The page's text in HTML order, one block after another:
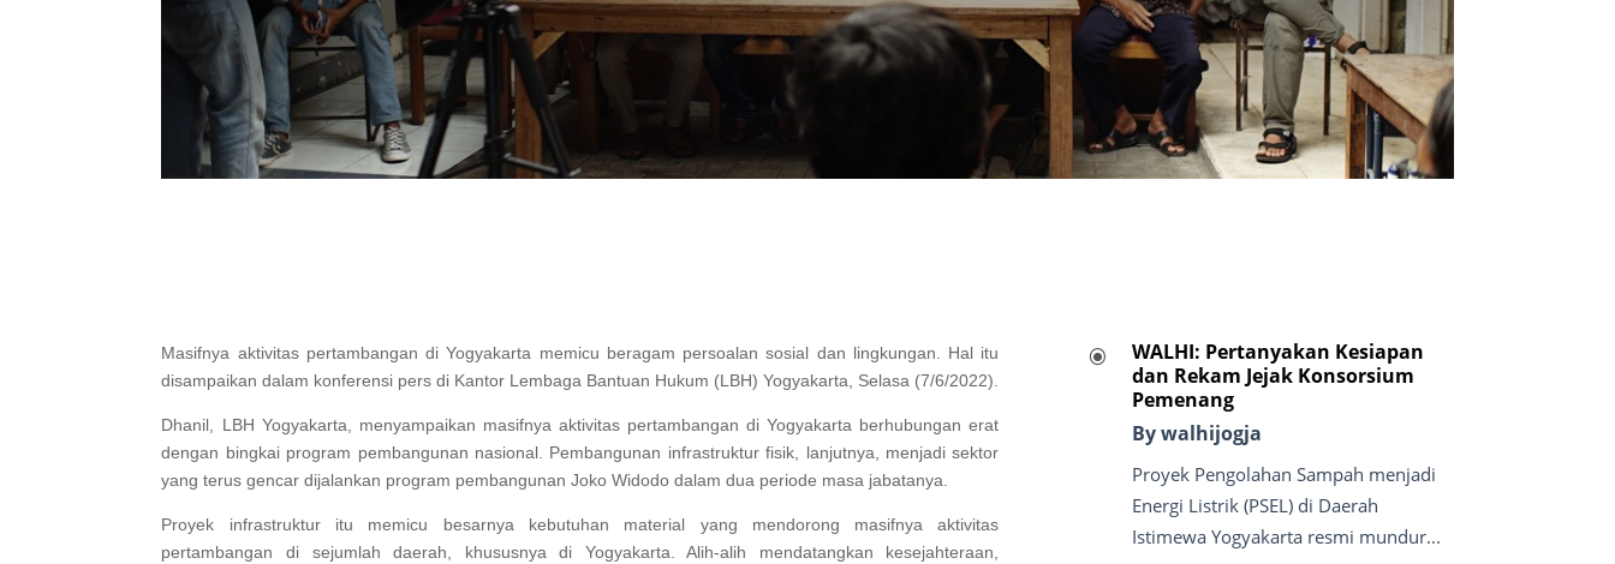
Masifnya aktivitas pertambangan di Yogyakarta memicu beragam persoalan sosial dan lingkungan. Hal itu
disampaikan dalam konferensi pers di Kantor Lembaga Bantuan Hukum (LBH) Yogyakarta, Selasa (7/6/2022).
Dhanil, LBH Yogyakarta, menyampaikan masifnya aktivitas pertambangan di Yogyakarta berhubungan erat
dengan bingkai program pembangunan nasional. Pembangunan infrastruktur fisik, lanjutnya, menjadi sektor
yang terus gencar dijalankan program pembangunan Joko Widodo dalam dua periode masa jabatanya.
Proyek infrastruktur itu memicu besarnya kebutuhan material yang mendorong masifnya aktivitas
pertambangan di sejumlah daerah, khususnya di Yogyakarta. Alih-alih mendatangkan kesejahteraan,
\
WALHI: Pertanyakan Kesiapan
dan Rekam Jejak Konsorsium
Pemenang
By walhijogja
Proyek Pengolahan Sampah menjadi
Energi Listrik (PSEL) di Daerah
Istimewa Yogyakarta resmi mundur...